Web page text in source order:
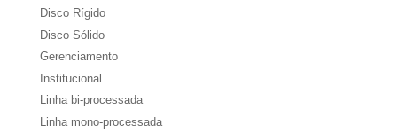
Disco Rígido
Disco Sólido
Gerenciamento
Institucional
Linha bi-processada
Linha mono-processada